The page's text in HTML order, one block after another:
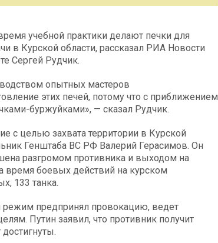
учебной практики делают печки для
в Курской области, рассказал РИА Новости
Сергей Рудчик.
опытных мастеров
этих печей, потому что с приближением
буржуйками», — сказал Рудчик.
с целью захвата территории в Курской
Генштаба ВС РФ Валерий Герасимов. Он
разгромом противника и выходом на
время боевых действий на курском
133 танка.
режим предпринял провокацию, ведет
Путин заявил, что противник получит